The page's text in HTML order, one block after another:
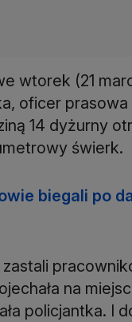
wtorek (21
oficer
14 dyżurny
świerk.
biegali po
na
policjantka. I